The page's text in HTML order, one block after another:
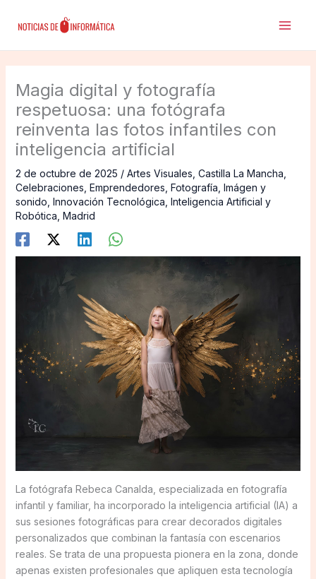
Magia digital y fotografía
respetuosa: una fotógrafa
reinventa las fotos infantiles con
inteligencia artificial
2 de octubre de 2025 / Artes Visuales Castilla La Mancha
Celebraciones Emprendedores Fotografía Imágen y
sonido Innovación Tecnológica Inteligencia Artificial y
Robótica Madrid
La fotógrafa Rebeca Canalda, especializada en fotografía
infantil y familiar, ha incorporado la inteligencia artificial (IA) a
sus sesiones fotográficas para crear decorados digitales
personalizados que combinan la fantasía con escenarios
reales. Se trata de una propuesta pionera en la zona, donde
apenas existen profesionales que apliquen esta tecnología